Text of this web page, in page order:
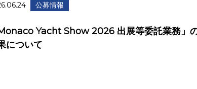
公募情報
Monaco Yacht Show 2026 出展等委託業務」
について